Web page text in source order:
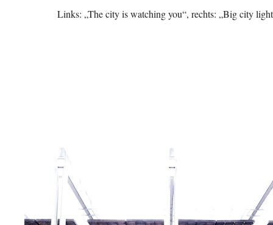
Links: „The city is watching you“, rechts: „Big city